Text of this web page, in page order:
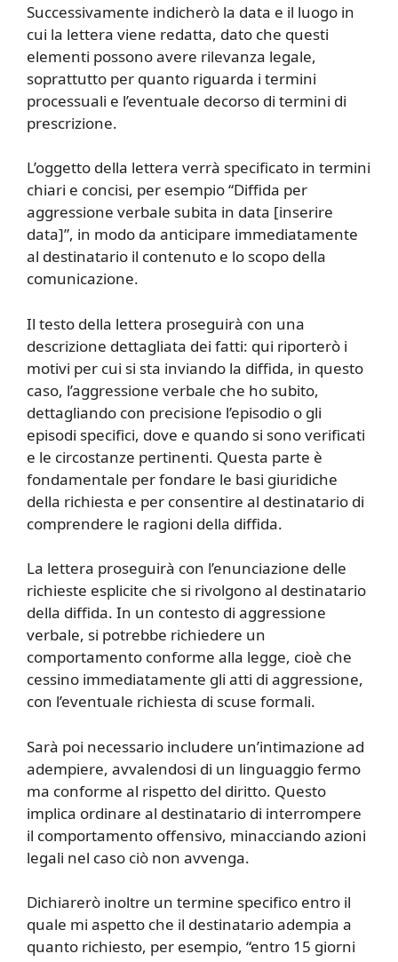
Successivamente indicherò la data e il luogo in
cui la lettera viene redatta, dato che questi
elementi possono avere rilevanza legale,
soprattutto per quanto riguarda i termini
processuali e l’eventuale decorso di termini di
prescrizione.
L’oggetto della lettera verrà specificato in termini
chiari e concisi, per esempio “Diffida per
aggressione verbale subita in data [inserire
data]”, in modo da anticipare immediatamente
al destinatario il contenuto e lo scopo della
comunicazione.
Il testo della lettera proseguirà con una
descrizione dettagliata dei fatti: qui riporterò i
motivi per cui si sta inviando la diffida, in questo
caso, l’aggressione verbale che ho subito,
dettagliando con precisione l’episodio o gli
episodi specifici, dove e quando si sono verificati
e le circostanze pertinenti. Questa parte è
fondamentale per fondare le basi giuridiche
della richiesta e per consentire al destinatario di
comprendere le ragioni della diffida.
La lettera proseguirà con l’enunciazione delle
richieste esplicite che si rivolgono al destinatario
della diffida. In un contesto di aggressione
verbale, si potrebbe richiedere un
comportamento conforme alla legge, cioè che
cessino immediatamente gli atti di aggressione,
con l’eventuale richiesta di scuse formali.
Sarà poi necessario includere un’intimazione ad
adempiere, avvalendosi di un linguaggio fermo
ma conforme al rispetto del diritto. Questo
implica ordinare al destinatario di interrompere
il comportamento offensivo, minacciando azioni
legali nel caso ciò non avvenga.
Dichiarerò inoltre un termine specifico entro il
quale mi aspetto che il destinatario adempia a
quanto richiesto, per esempio, “entro 15 giorni